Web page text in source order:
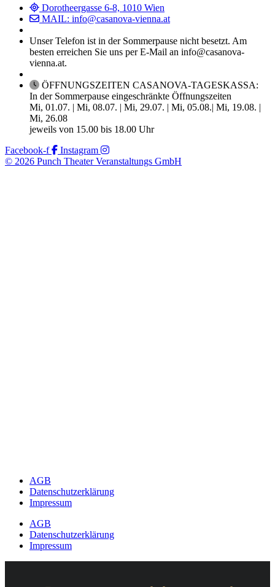
Dorotheergasse 6-8, 1010 Wien
MAIL: info@casanova-vienna.at
Unser Telefon ist in der Sommerpause nicht besetzt. Am
besten erreichen Sie uns per E-Mail an info@casanova-
vienna.at.
ÖFFNUNGSZEITEN CASANOVA-TAGESKASSA:
In der Sommerpause eingeschränkte Öffnungszeiten
Mi, 01.07. | Mi, 08.07. | Mi, 29.07. | Mi, 05.08.| Mi, 19.08. |
Mi, 26.08
jeweils von 15.00 bis 18.00 Uhr
Facebook-f
Instagram
© 2026 Punch Theater Veranstaltungs GmbH
AGB
Datenschutzerklärung
Impressum
AGB
Datenschutzerklärung
Impressum